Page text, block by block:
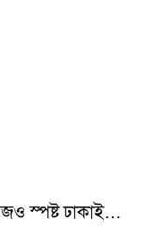
স্পষ্ট ঢাকাই…